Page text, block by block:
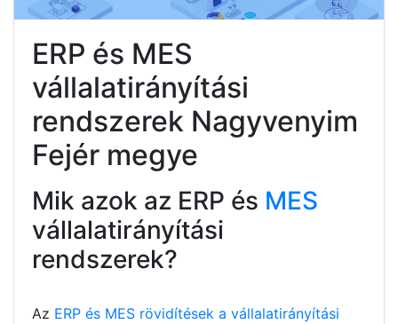
ERP és MES
vállalatirányítási
rendszerek Nagyvenyim
Fejér megye
Mik azok az ERP és MES
vállalatirányítási
rendszerek?
Az ERP és MES rövidítések a vállalatirányítási